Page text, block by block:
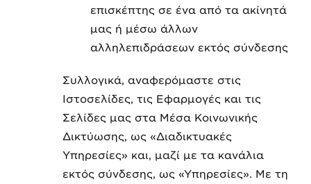
επισκέπτης σε ένα από τα ακίνητά
μας ή μέσω άλλων
αλληλεπιδράσεων εκτός σύνδεσης
Συλλογικά, αναφερόμαστε στις
Ιστοσελίδες, τις Εφαρμογές και τις
Σελίδες μας στα Μέσα Κοινωνικής
Δικτύωσης, ως «Διαδικτυακές
Υπηρεσίες» και, μαζί με τα κανάλια
εκτός σύνδεσης, ως «Υπηρεσίες». Με τη